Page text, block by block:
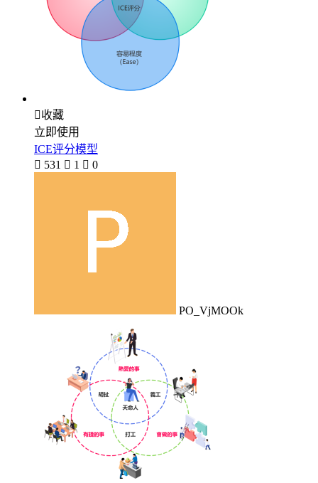
收藏
立即使用
ICE评分模型
 531  1  0
PO_VjMOOk